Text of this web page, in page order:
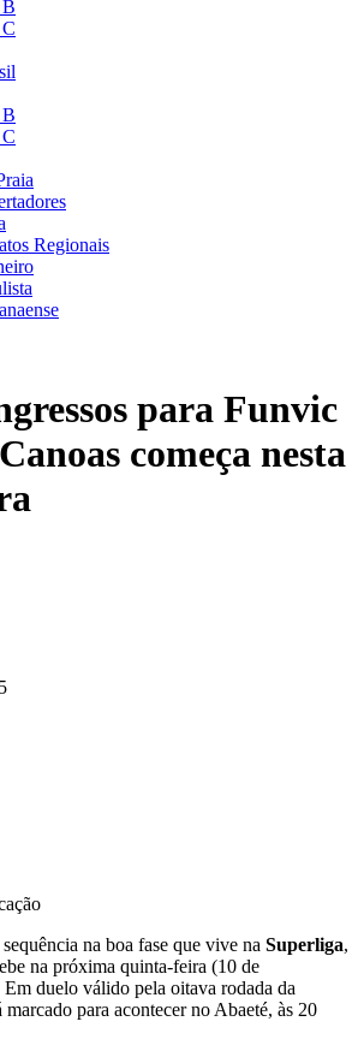
Regionais
para Funvic
começa nesta
na boa fase que vive na Superliga,
na próxima quinta-feira (10 de
Em duelo válido pela oitava rodada da
para acontecer no Abaeté, às 20